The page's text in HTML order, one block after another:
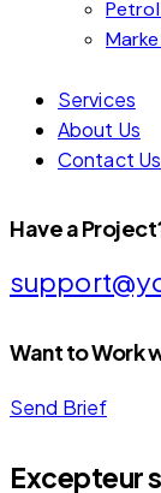
Services
About Us
Contact Us
Have a
Want to Work
Send Brief
Excepteur